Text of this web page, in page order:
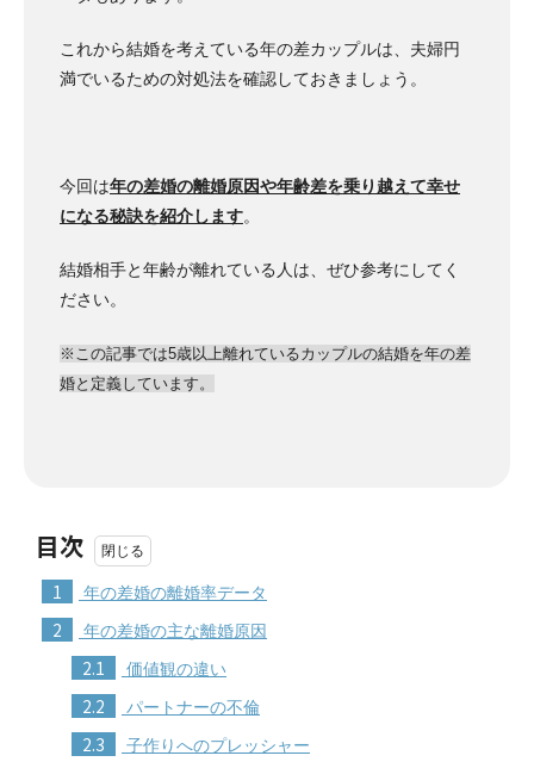
これから結婚を考えている年の差カップルは、夫婦円
満でいるための対処法を確認しておきましょう。
今回は年の差婚の離婚原因や年齢差を乗り越えて幸せ
になる秘訣を紹介します。
結婚相手と年齢が離れている人は、ぜひ参考にしてく
ださい。
※この記事では5歳以上離れているカップルの結婚を年の差
婚と定義しています。
目次
1 年の差婚の離婚率データ
2 年の差婚の主な離婚原因
2.1 価値観の違い
2.2 パートナーの不倫
2.3 子作りへのプレッシャー